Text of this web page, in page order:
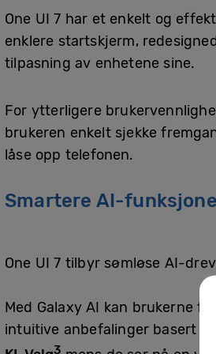
One UI 7 har et enkelt og
enklere startskjerm,
tilpasning av enhetene sine.
For ytterligere
brukeren enkelt sjekke
låse opp telefonen.
Smartere AI-
One UI 7 tilbyr sømløse AI-
Med Galaxy AI kan brukerne
intuitive anbefalinger basert
3